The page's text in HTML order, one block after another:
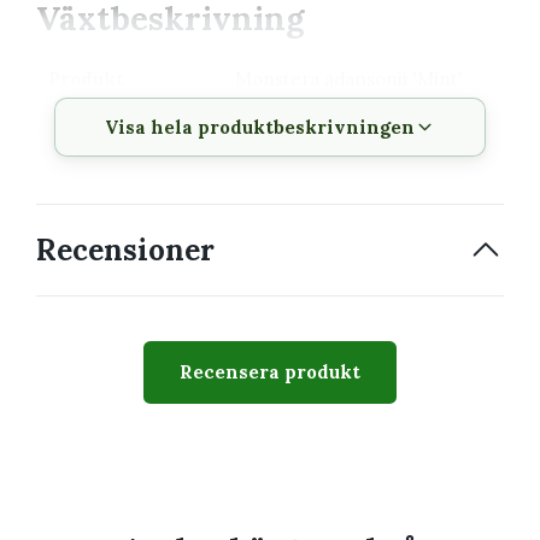
Växtbeskrivning
nr.3
Krukstorlek 12 cm
En samling med växter som har liknande
Visa hela produktbeskrivningen
Recensioner
Recensera produkt